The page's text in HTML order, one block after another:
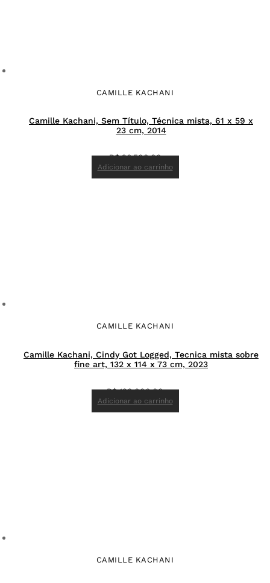
CAMILLE KACHANI
Camille Kachani, Sem Título, Técnica mista, 61 x 59 x
23 cm, 2014
R$26.500,00
Adicionar ao carrinho
CAMILLE KACHANI
Camille Kachani, Cindy Got Logged, Tecnica mista sobre
fine art, 132 x 114 x 73 cm, 2023
R$120.000,00
Adicionar ao carrinho
CAMILLE KACHANI